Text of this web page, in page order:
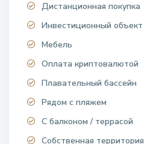
Дистанционная покупка
Инвестиционный объект
Мебель
Оплата криптовалютой
Плавательный бассейн
Рядом с пляжем
С балконом / террасой
Собственная территория